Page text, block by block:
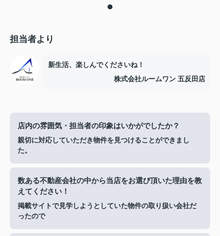
担当者より
新生活、楽しんでくださいね！
株式会社ルームワン 五反田店
店内の雰囲気・担当者の印象はいかがでしたか？
親切に対応していただき物件を見つけることができまし
た。
数ある不動産会社の中から当店をお選び頂いた理由を教
えてください！
掲載サイトで見学しようとしていた物件の取り扱い会社だ
ったので